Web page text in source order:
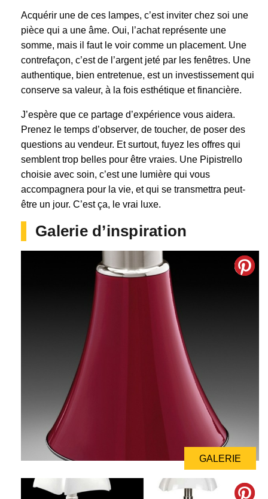
Acquérir une de ces lampes, c’est inviter chez soi une
pièce qui a une âme. Oui, l’achat représente une
somme, mais il faut le voir comme un placement. Une
contrefaçon, c’est de l’argent jeté par les fenêtres. Une
authentique, bien entretenue, est un investissement qui
conserve sa valeur, à la fois esthétique et financière.
J’espère que ce partage d’expérience vous aidera.
Prenez le temps d’observer, de toucher, de poser des
questions au vendeur. Et surtout, fuyez les offres qui
semblent trop belles pour être vraies. Une Pipistrello
choisie avec soin, c’est une lumière qui vous
accompagnera pour la vie, et qui se transmettra peut-
être un jour. C’est ça, le vrai luxe.
Galerie d’inspiration
GALERIE